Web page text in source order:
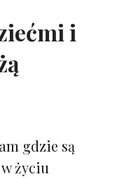
i
gdzie są
życiu